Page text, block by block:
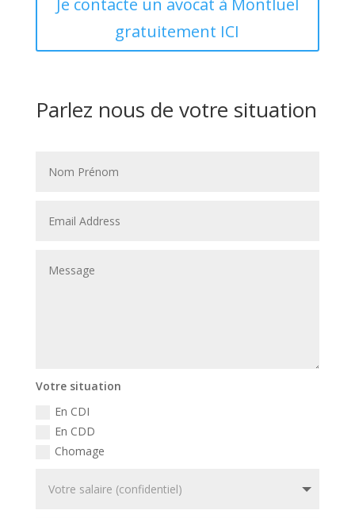
Je contacte un avocat à Montluel
gratuitement ICI
Parlez nous de votre situation
Votre situation
En CDI
En CDD
Chomage